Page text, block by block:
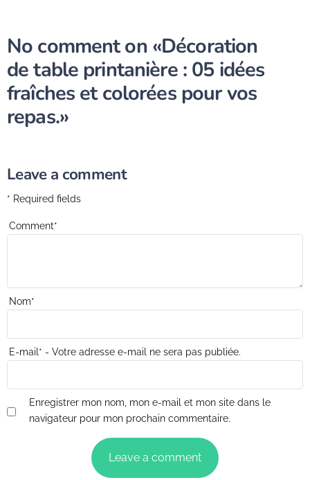
No comment on «Décoration
de table printanière : 05 idées
fraîches et colorées pour vos
repas.»
Leave a comment
* Required fields
Comment*
Nom*
E-mail* - Votre adresse e-mail ne sera pas publiée.
Enregistrer mon nom, mon e-mail et mon site dans le
navigateur pour mon prochain commentaire.